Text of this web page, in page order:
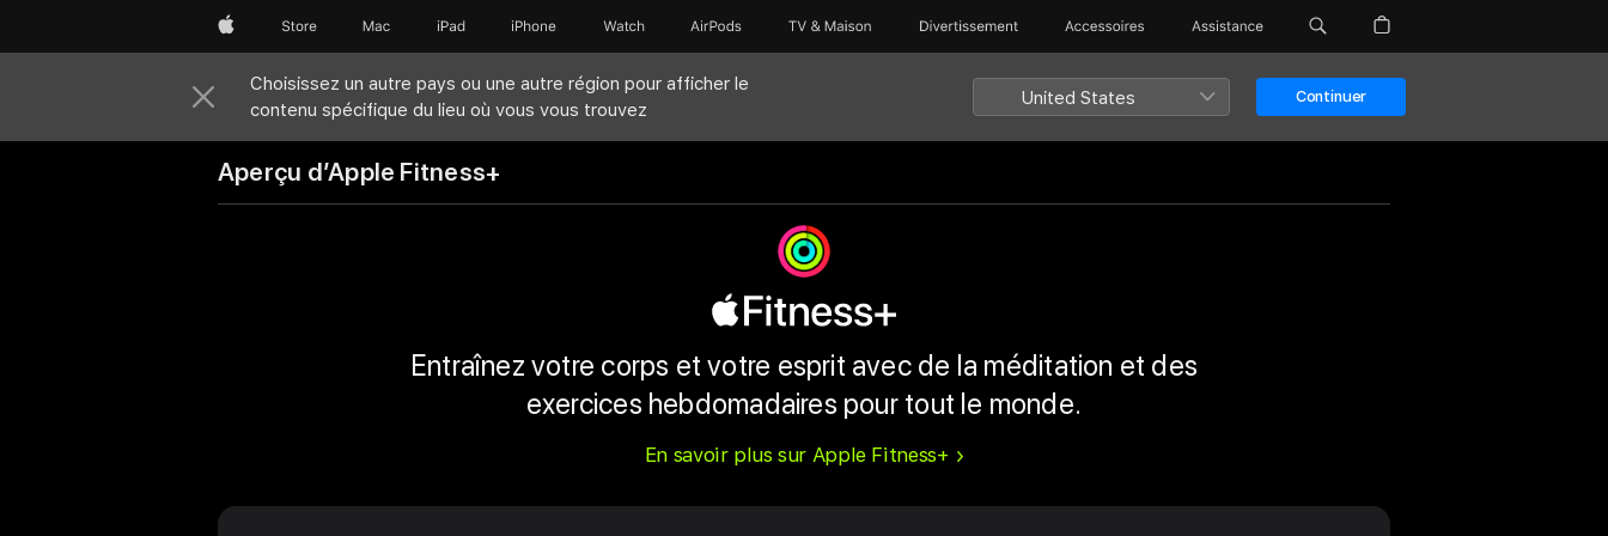
AppleStore Mac iPad iPhone Watch AirPods TV & Maison Divertissements Accessoires Assistance
Choisissez un autre pays ou une autre région pour afficher le
contenu spécifique du lieu où vous vous trouvez
United States Continuer
Aperçu d’Apple Fitness+
Entraînez votre corps et votre esprit avec de la méditation et des
exercices hebdomadaires pour tout le monde.
En savoir plus sur Apple Fitness+